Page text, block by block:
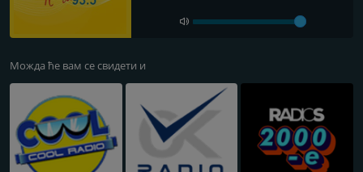
Можда ће вам се свидети и